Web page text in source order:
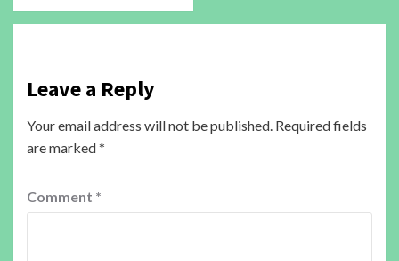
Leave a Reply
Your email address will not be published. Required fields
are marked*
Comment *